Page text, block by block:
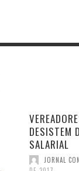
DESISTEM
SALARIAL
JORNAL